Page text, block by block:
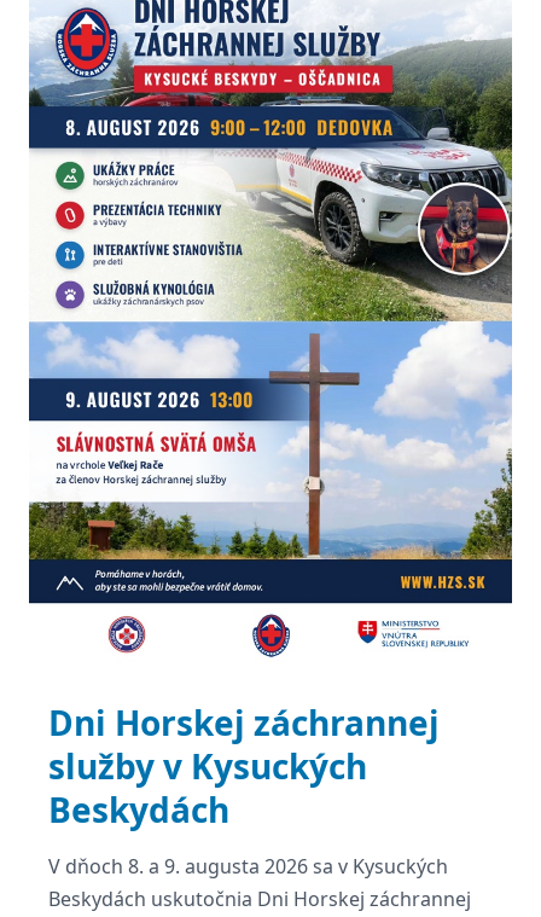
Hlavný článok
Dni Horskej záchrannej
služby v Kysuckých
Beskydách
V dňoch 8. a 9. augusta 2026 sa v Kysuckých
Beskydách uskutočnia Dni Horskej záchrannej